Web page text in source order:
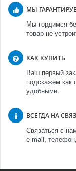
МЫ
Мы гордимся
товар не
КАК КУПИТЬ
Ваш первый
подскажем как
удобными.
ВСЕГДА НА
Связаться с
e-mail,